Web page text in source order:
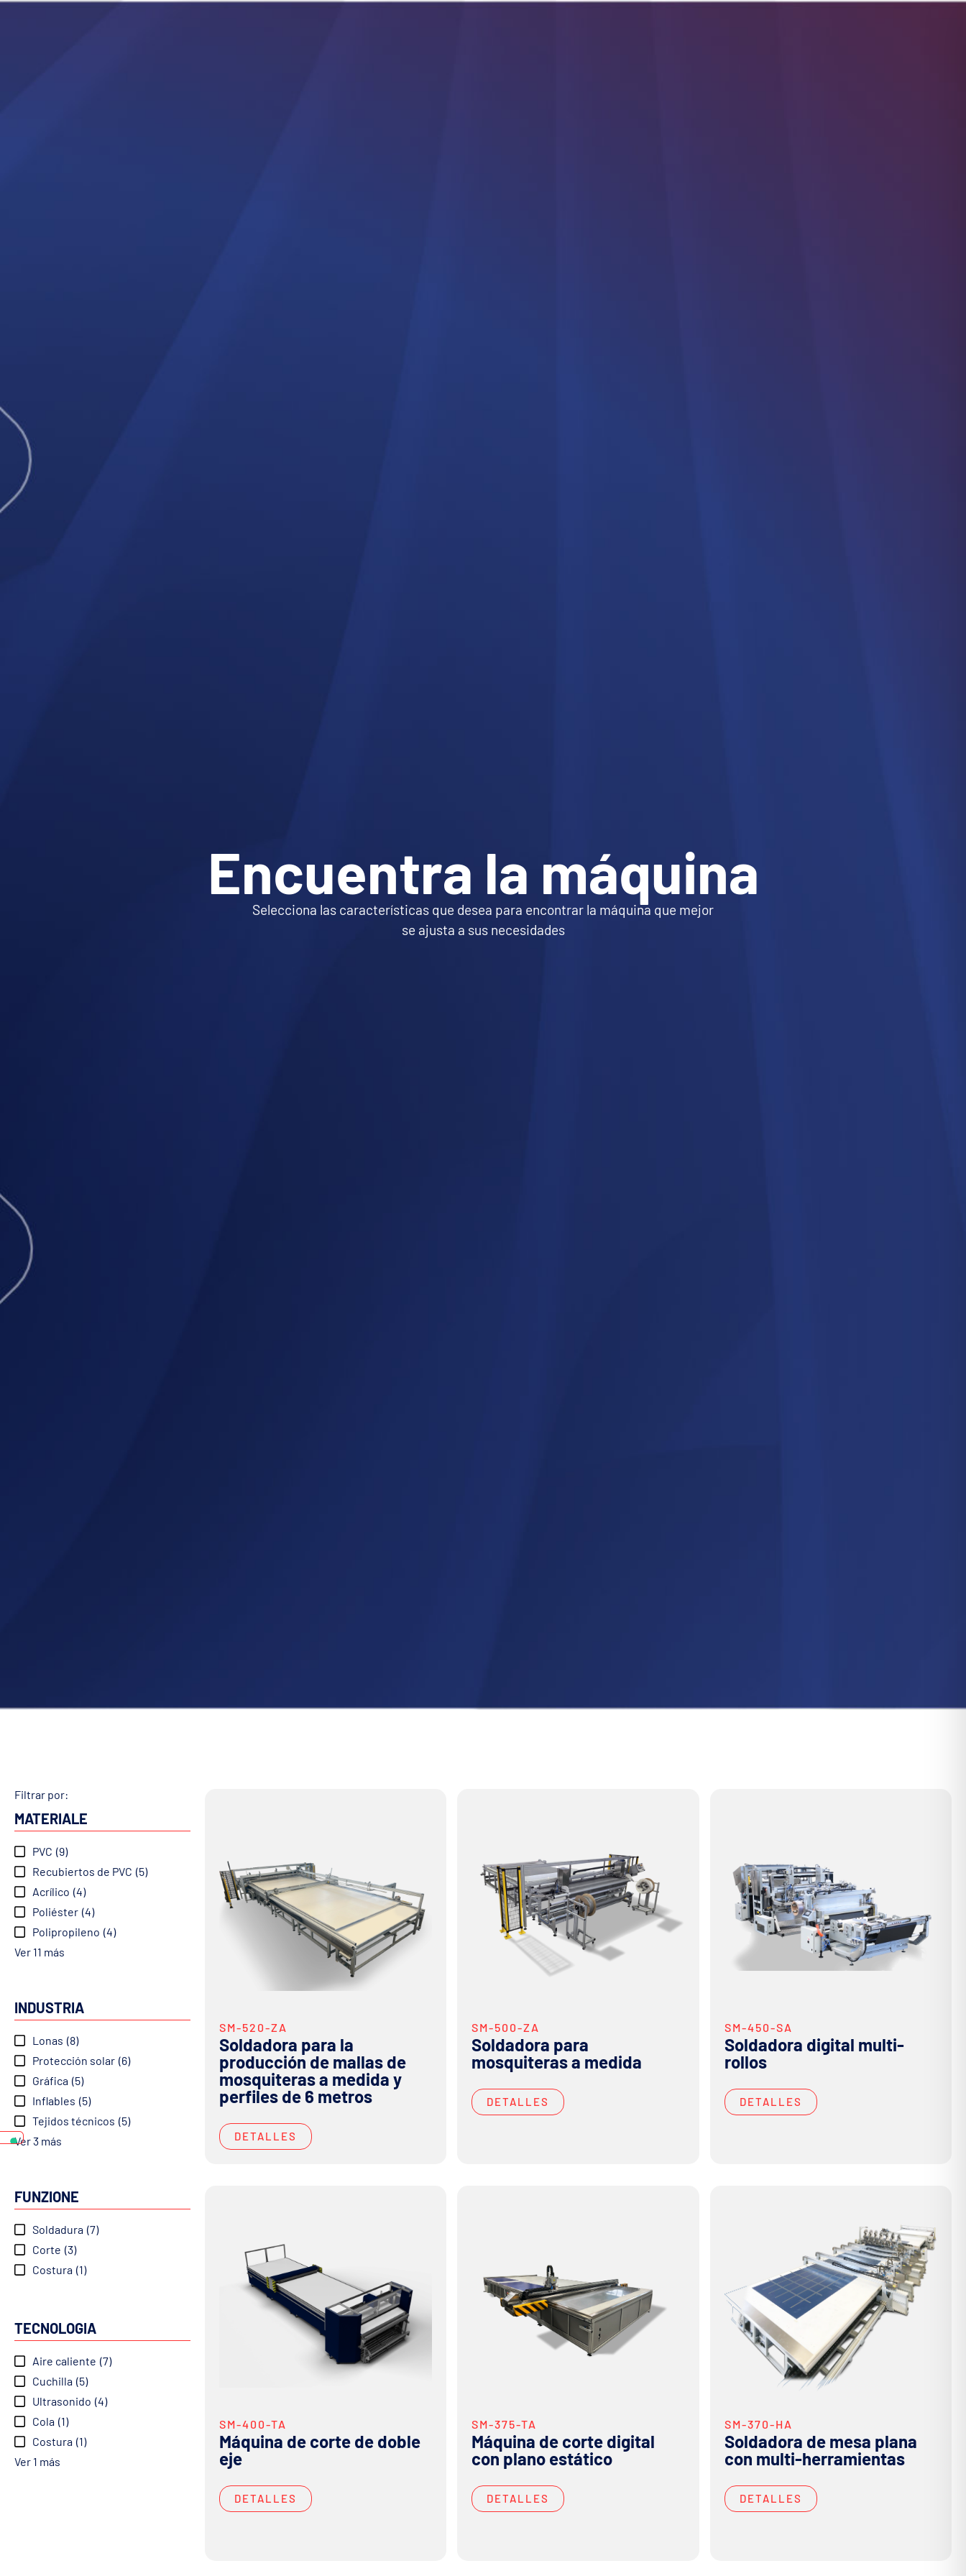
Encuentra la máquina
Selecciona las características que desea para encontrar la máquina que mejor
se ajusta a sus necesidades
Filtrar por:
MATERIALE
PVC (9)
Recubiertos de PVC (5)
Acrílico (4)
Poliéster (4)
Polipropileno (4)
Ver 11 más
INDUSTRIA
Lonas (8)
Protección solar (6)
Gráfica (5)
Inflables (5)
Tejidos técnicos (5)
Ver 3 más
FUNZIONE
Soldadura (7)
Corte (3)
Costura (1)
TECNOLOGIA
Aire caliente (7)
Cuchilla (5)
Ultrasonido (4)
Cola (1)
Costura (1)
Ver 1 más
SM-520-ZA
Soldadora para la
producción de mallas de
mosquiteras a medida y
perfiles de 6 metros
DETALLES
SM-500-ZA
Soldadora para
mosquiteras a medida
DETALLES
SM-450-SA
Soldadora digital multi-
rollos
DETALLES
SM-400-TA
Máquina de corte de doble
eje
DETALLES
SM-375-TA
Máquina de corte digital
con plano estático
DETALLES
SM-370-HA
Soldadora de mesa plana
con multi-herramientas
DETALLES